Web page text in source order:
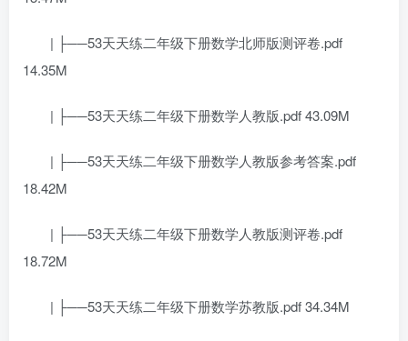
| ├──53天天练二年级下册数学北师版测评卷.pdf
14.35M
| ├──53天天练二年级下册数学人教版.pdf 43.09M
| ├──53天天练二年级下册数学人教版参考答案.pdf
18.42M
| ├──53天天练二年级下册数学人教版测评卷.pdf
18.72M
| ├──53天天练二年级下册数学苏教版.pdf 34.34M